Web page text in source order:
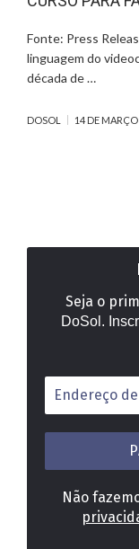
Fonte: Press
linguagem do
década de …
DOSOL 14 DE
Seja o
DoSol.
Endereço
de
e-
mail
Não